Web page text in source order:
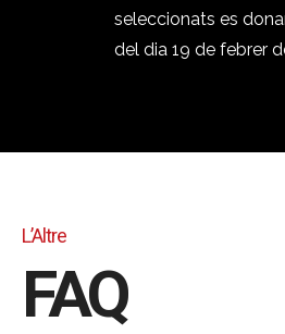
seleccionats es
del dia 19 de febrer
L’Altre
FAQ